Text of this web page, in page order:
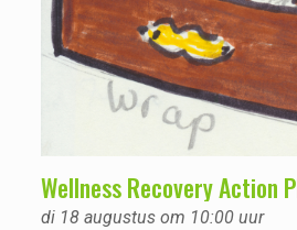
Wellness Recovery Action
di 18 augustus om 10:00 uur